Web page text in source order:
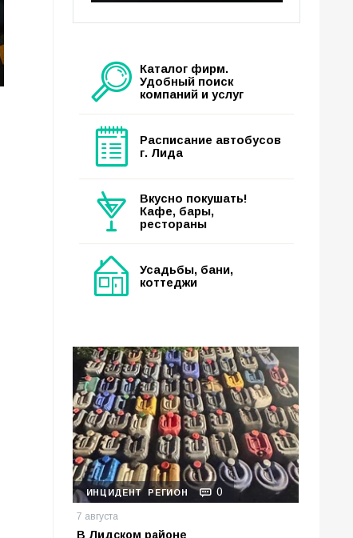
Каталог фирм.
Удобный поиск
компаний и услуг
Расписание автобусов
г. Лида
Вкусно покушать!
Кафе, бары,
рестораны
Усадьбы, бани,
коттеджи
ИНЦИДЕНТ РЕГИОН 0
7 августа
В Лидском районе